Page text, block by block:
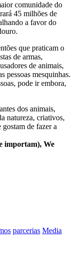
comunidade do
45 milhões de
a favor do
que praticam o
de armas,
de animais,
pessoas mesquinhas.
pode ir embora,
dos animais,
natureza, criativos,
gostam de fazer a
importam), We
parcerias Media